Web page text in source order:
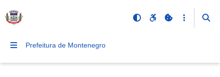
Prefeitura de Montenegro